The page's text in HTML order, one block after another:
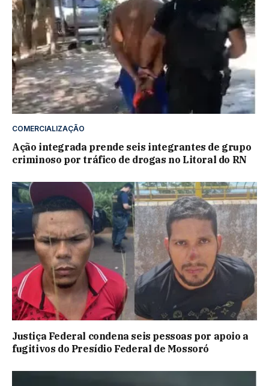
COMERCIALIZAÇÃO
Ação integrada prende seis integrantes de grupo
criminoso por tráfico de drogas no Litoral do RN
Justiça Federal condena seis pessoas por apoio a
fugitivos do Presídio Federal de Mossoró